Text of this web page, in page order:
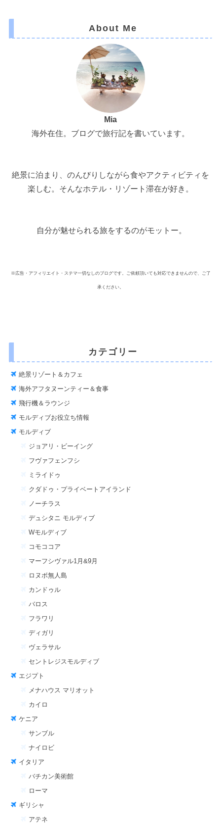
About Me
Mia
海外在住。ブログで旅行記を書いています。
絶景に泊まり、のんびりしながら食やアクティビティを
楽しむ。そんなホテル・リゾート滞在が好き。
自分が魅せられる旅をするのがモットー。
※広告・アフィリエイト・ステマ一切なしのブログです。ご依頼頂いても対応できませんので、ご了
承ください。
カテゴリー
絶景リゾート＆カフェ
海外アフタヌーンティー＆食事
飛行機＆ラウンジ
モルディブお役立ち情報
モルディブ
ジョアリ・ビーイング
フヴァフェンフシ
ミライドゥ
クダドゥ・プライベートアイランド
ノーチラス
デュシタニ モルディブ
Wモルディブ
コモココア
マーフシヴァル1月&9月
ロヌボ無人島
カンドゥル
バロス
フラワリ
ディガリ
ヴェラサル
セントレジスモルディブ
エジプト
メナハウス マリオット
カイロ
ケニア
サンブル
ナイロビ
イタリア
バチカン美術館
ローマ
ギリシャ
アテネ